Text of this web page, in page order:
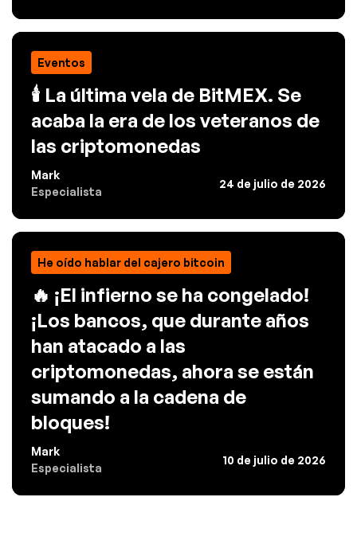
Eventos
🕯️ La última vela de BitMEX. Se
acaba la era de los veteranos de
las criptomonedas
Mark
Especialista
24 de julio de 2026
He oído hablar del cajero bitcoin
🔥 ¡El infierno se ha congelado!
¡Los bancos, que durante años
han atacado a las
criptomonedas, ahora se están
sumando a la cadena de
bloques!
Mark
Especialista
10 de julio de 2026